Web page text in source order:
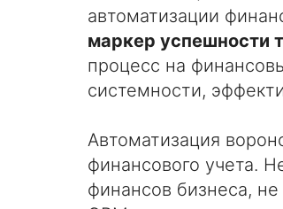
автоматизации
маркер успешности
процесс на
системности,
Автоматизация
финансового учета.
финансов бизнеса,